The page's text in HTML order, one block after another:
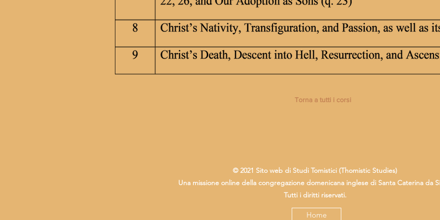
Torna a tutti i corsi
© 2021 Sito web di Studi Tomistici (Thomistic Studies)
Una missione online della congregazione domenicana inglese di Santa Caterina da
Tutti i diritti riservati.
Home